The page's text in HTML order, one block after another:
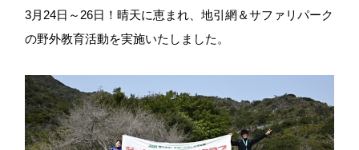
3月24日～26日！晴天に恵まれ、地引網＆サファリパーク
の野外教育活動を実施いたしました。